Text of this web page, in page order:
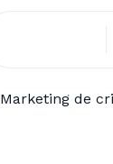
Marketing de